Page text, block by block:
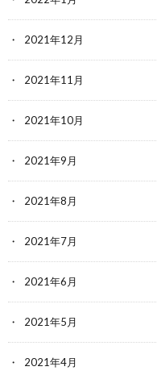
2021年12月
2021年11月
2021年10月
2021年9月
2021年8月
2021年7月
2021年6月
2021年5月
2021年4月